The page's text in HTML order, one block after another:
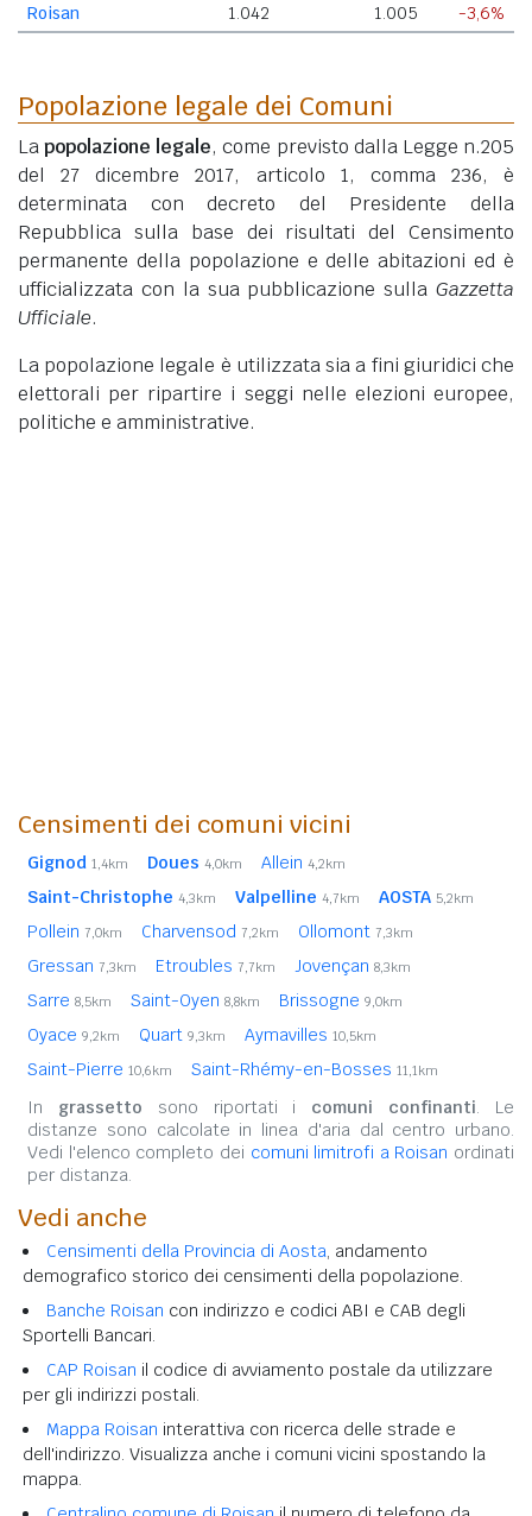
Roisan
1.042 1.005 -3,6%
Popolazione legale dei Comuni
Lapopolazione legale, come previsto dalla Legge n.205
del 27 dicembre 2017, articolo 1, comma 236, è
determinata con decreto del Presidente della
Repubblica sulla base dei risultati del Censimento
permanente della popolazione e delle abitazioni ed è
ufficializzata con la sua pubblicazione sulla Gazzetta
Ufficiale.
La popolazione legale è utilizzata sia a fini giuridici che
elettorali per ripartire i seggi nelle elezioni europee,
politiche e amministrative.
Censimenti dei comuni vicini
Gignod 1,4km Doues 4,0km Allein 4,2km
Saint-Christophe 4,3km Valpelline 4,7km AOSTA 5,2km
Pollein 7,0km Charvensod 7,2km Ollomont 7,3km
Gressan 7,3km Etroubles 7,7km Jovençan 8,3km
Sarre 8,5km Saint-Oyen 8,8km Brissogne 9,0km
Oyace 9,2km Quart 9,3km Aymavilles 10,5km
Saint-Pierre 10,6km Saint-Rhémy-en-Bosses 11,1km
In grassetto sono riportati i comuni confinanti. Le
distanze sono calcolate in linea d'aria dal centro urbano.
Vedi l'elenco completo dei comuni limitrofi a Roisan ordinati
per distanza.
Vedi anche
Censimenti della Provincia di Aosta, andamento
demografico storico dei censimenti della popolazione.
Banche Roisan con indirizzo e codici ABI e CAB degli
Sportelli Bancari.
CAP Roisan il codice di avviamento postale da utilizzare
per gli indirizzi postali.
Mappa Roisan interattiva con ricerca delle strade e
dell'indirizzo. Visualizza anche i comuni vicini spostando la
mappa.